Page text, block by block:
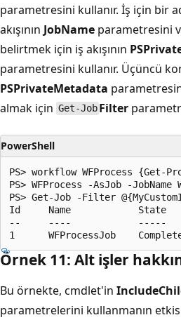
parametresini kullanır. İş için bir
akışının JobName parametresini
belirtmek için iş akışının
parametresini kullanır. Üçüncü
PSPrivateMetadata
almak için Get-Job Filter
PowerShell
PS> workflow WFProcess {Get-
PS> WFProcess -AsJob -
PS> Get-Job -Filter
Id     Name            State
--     ----            -----
Örnek 11: Alt işler
Bu örnekte, cmdlet'in
parametrelerini kullanmanın